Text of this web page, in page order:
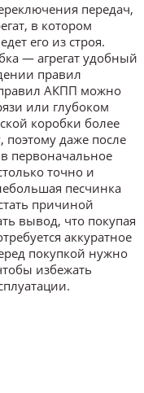
передач,
в котором
его из строя.
— агрегат удобный
правил
АКПП можно
или глубоком
коробки более
поэтому даже после
первоначальное
точно и
песчинка
причиной
вывод, что покупая
аккуратное
покупкой нужно
избежать